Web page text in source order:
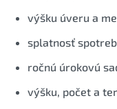
výšku úveru a
splatnosť
ročnú úrokovú
výšku, počet a